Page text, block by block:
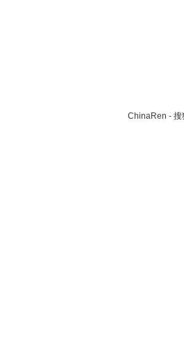
ChinaRen - 搜